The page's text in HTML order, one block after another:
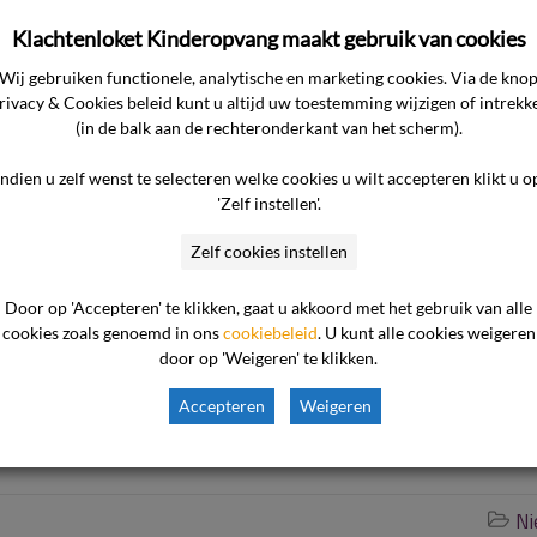
hoeven ouders meestal niet apart voor het vervoer te
uurtarief, de ouder krijgt dit via de kinderopvangtoeslag
opneemt, en het maximum uurtarief wordt daardoor
zover deze het maximum uurtarief overschrijden voor
toeslag meer.
er wordt vervoerd en voor wiens rekening het vervoer naar
de kinderen van een niet-gekoppelde school wel ophaalt,
niet in de opvangprijs inbegrepen, en worden niet via de
voor de ouders.
dus goed om na te gaan hoe het vervoer van en naar school is

Klachtenloket Kinderopvang maakt gebruik van cookies
Wij gebruiken functionele, analytische en marketing cookies. Via de knop
& Cookies beleid kunt u altijd uw toestemming wijzigen of
(in de balk aan de rechteronderkant van het scherm).
u zelf wenst te selecteren welke cookies u wilt accepteren klikt u
'Zelf instellen'.
Zelf cookies instellen
Door op 'Accepteren' te klikken, gaat u akkoord met het gebruik van alle
cookies zoals genoemd in onscookiebeleid. U kunt alle cookies weigeren
door op 'Weigeren' te klikken.
Accepteren Weigeren